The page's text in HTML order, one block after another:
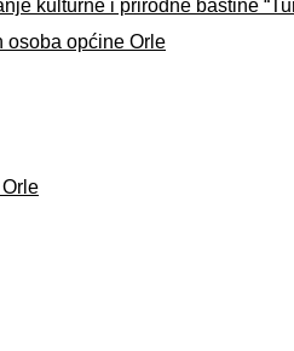
kulturne i prirodne baštine
osoba općine Orle